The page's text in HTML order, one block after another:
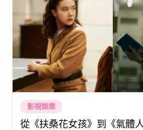
影視娛樂
從《扶桑花女孩》到《氣體